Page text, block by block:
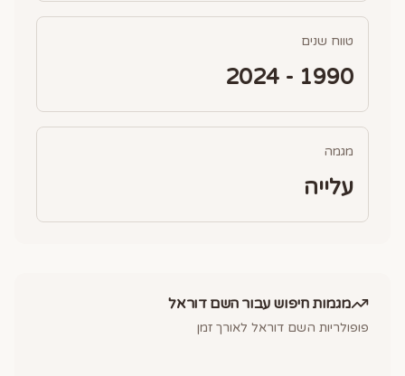
טווח שנים
1990 - 2024
מגמה
עלייה
מגמות חיפוש עבור השםדוראל
פופולריות השם דוראל לאורך זמן